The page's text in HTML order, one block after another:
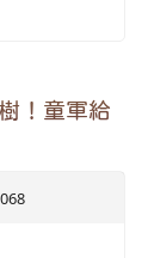
！童軍給